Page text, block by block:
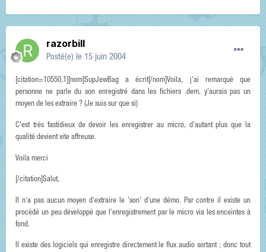
razorbill
Posté(e) le 15 juin 2004
[citation=10550,1][nom]SupJewBag a écrit[/nom]Voila, j'ai remarqué que
personne ne parle du son enregistré dans les fichiers .dem, y'aurais pas un
moyen de les extraire ? (Je suis sur que si)
C'est très fastidieux de devoir les enregistrer au micro, d'autant plus que la
qualité devient vite affreuse.
Voila merci
[/citation]Salut,
Il n'a pas aucun moyen d'extraire le 'son' d'une démo. Par contre il existe un
procédé un peu développé que l'enregistrement par le micro via les enceintes à
fond.
Il existe des logiciels qui enregistre directement le flux audio sortant ; donc tout